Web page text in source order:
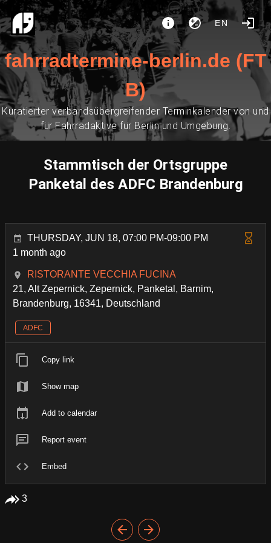
EN
fahrradtermine-berlin.de (FT
B)
Kuratierter verbandsübergreifender Terminkalender von und
für Fahrradaktive für Berlin und Umgebung.
Stammtisch der Ortsgruppe
Panketal des ADFC Brandenburg
THURSDAY, JUN 18, 07:00 PM-09:00 PM
1 month ago
RISTORANTE VECCHIA FUCINA
21, Alt Zepernick, Zepernick, Panketal, Barnim,
Brandenburg, 16341, Deutschland
ADFC
Copy link
Show map
Add to calendar
Report event
Embed
3